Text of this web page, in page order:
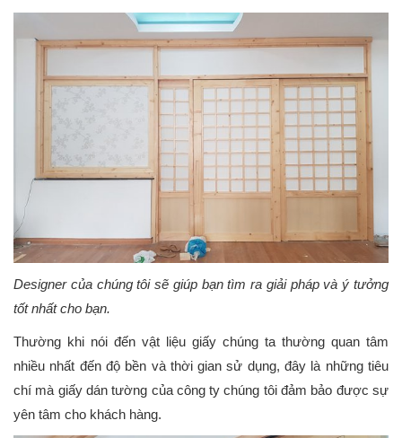
Designer của chúng tôi sẽ giúp bạn tìm ra giải pháp và ý tưởng
tốt nhất cho bạn.
Thường khi nói đến vật liệu giấy chúng ta thường quan tâm
nhiều nhất đến độ bền và thời gian sử dụng, đây là những tiêu
chí mà giấy dán tường của công ty chúng tôi đảm bảo được sự
yên tâm cho khách hàng.